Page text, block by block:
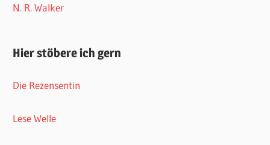
N. R. Walker
Hier stöbere ich gern
Die Rezensentin
Lese Welle